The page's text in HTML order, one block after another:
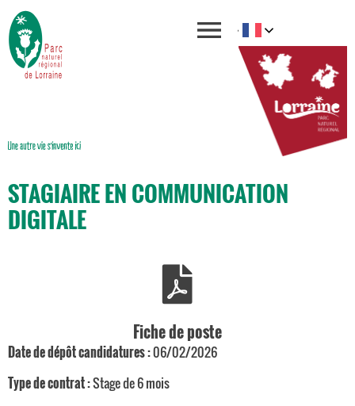
STAGIAIRE EN COMMUNICATION
DIGITALE
Date de dépôt candidatures :06/02/2026
Type de contrat :Stage de 6 mois
Fiche de poste